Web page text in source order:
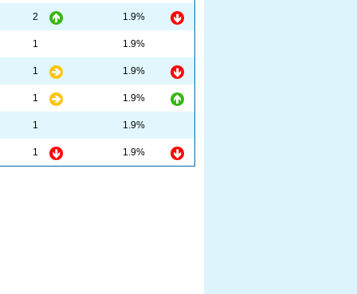
2 1.9%
1 1.9%
1 1.9%
1 1.9%
1 1.9%
1 1.9%